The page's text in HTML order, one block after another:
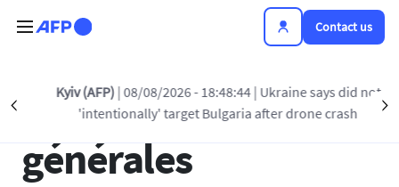
Contact us
Précédent
Kyiv (AFP)| 08/08/2026 - 18:48:44| Ukraine says did not
'intentionally' target Bulgaria after drone crash
Conditions
générales